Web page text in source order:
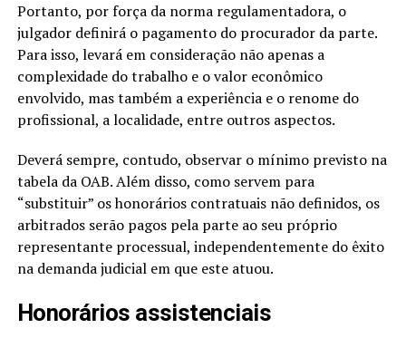
Portanto, por força da norma regulamentadora, o
julgador definirá o pagamento do procurador da parte.
Para isso, levará em consideração não apenas a
complexidade do trabalho e o valor econômico
envolvido, mas também a experiência e o renome do
profissional, a localidade, entre outros aspectos.
Deverá sempre, contudo, observar o mínimo previsto na
tabela da OAB. Além disso, como servem para
“substituir” os honorários contratuais não definidos, os
arbitrados serão pagos pela parte ao seu próprio
representante processual, independentemente do êxito
na demanda judicial em que este atuou.
Honorários assistenciais